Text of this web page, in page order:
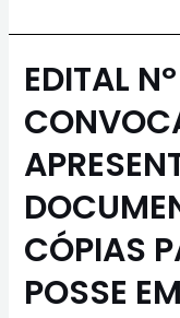
EDITAL
CÓPIAS
POSSE